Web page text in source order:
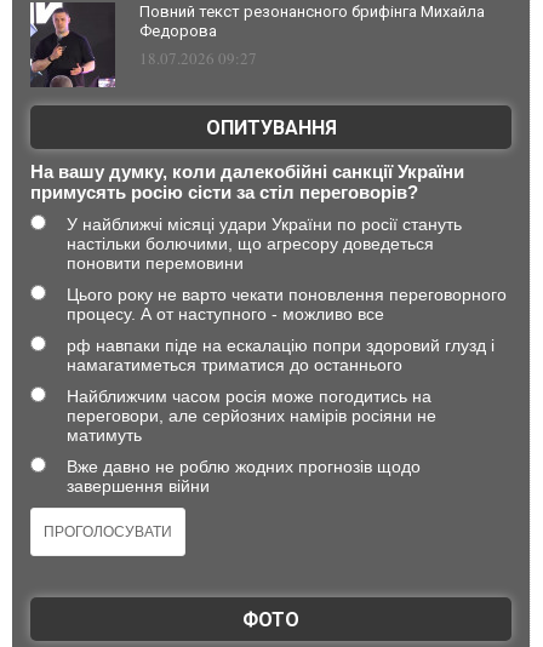
Повний текст резонансного брифінга Михайла
Федорова
18.07.2026 09:27
ОПИТУВАННЯ
На вашу думку, коли далекобійні санкції України
примусять росію сісти за стіл переговорів?
У найближчі місяці удари України по росії стануть
настільки болючими, що агресору доведеться
поновити перемовини
Цього року не варто чекати поновлення переговорного
процесу. А от наступного - можливо все
рф навпаки піде на ескалацію попри здоровий глузд і
намагатиметься триматися до останнього
Найближчим часом росія може погодитись на
переговори, але серйозних намірів росіяни не
матимуть
Вже давно не роблю жодних прогнозів щодо
завершення війни
ФОТО